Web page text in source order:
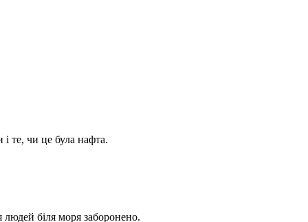
те, чи це була нафта.
людей біля моря заборонено.